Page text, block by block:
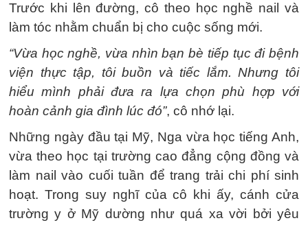
Trước khi lên đường, cô theo học nghề nail và
làm tóc nhằm chuẩn bị cho cuộc sống mới.
“Vừa học nghề, vừa nhìn bạn bè tiếp tục đi bệnh
viện thực tập, tôi buồn và tiếc lắm. Nhưng tôi
hiểu mình phải đưa ra lựa chọn phù hợp với
hoàn cảnh gia đình lúc đó”, cô nhớ lại.
Những ngày đầu tại Mỹ, Nga vừa học tiếng Anh,
vừa theo học tại trường cao đẳng cộng đồng và
làm nail vào cuối tuần để trang trải chi phí sinh
hoạt. Trong suy nghĩ của cô khi ấy, cánh cửa
trường y ở Mỹ dường như quá xa vời bởi yêu